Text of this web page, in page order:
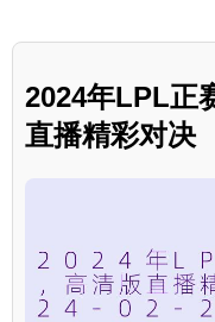
2024年LPL正
直播精彩对决